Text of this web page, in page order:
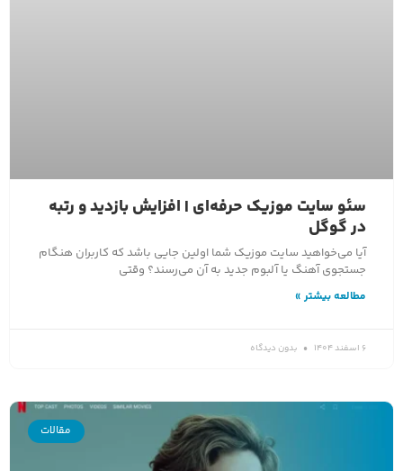
سئو سایت موزیک حرفه‌ای | افزایش بازدید و رتبه
در گوگل
آیا می‌خواهید سایت موزیک شما اولین جایی باشد که کاربران هنگام
جستجوی آهنگ یا آلبوم جدید به آن می‌رسند؟ وقتی
مطالعه بیشتر »
6 اسفند 1404 بدون دیدگاه
مقالات